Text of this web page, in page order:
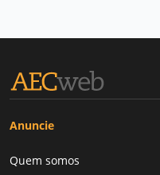
Anuncie
Quem somos